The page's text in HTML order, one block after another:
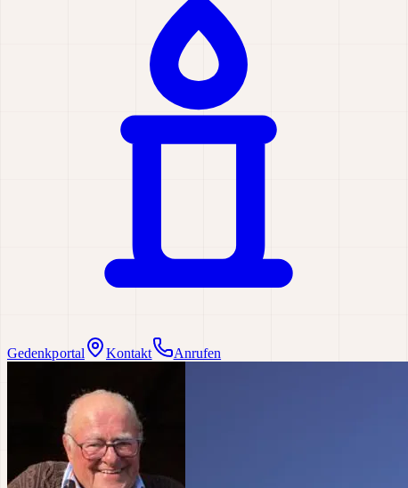
Gedenkportal Kontakt Anrufen